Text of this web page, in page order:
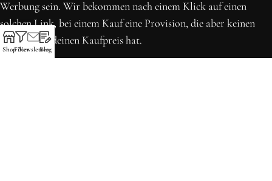
Werbung sein. Wir bekommen nach einem Klick auf einen
solchen Link, bei einem Kauf eine Provision, die aber keinen
Einfluss auf deinen Kaufpreis hat.
ShopFilter
Newsletter
Blog